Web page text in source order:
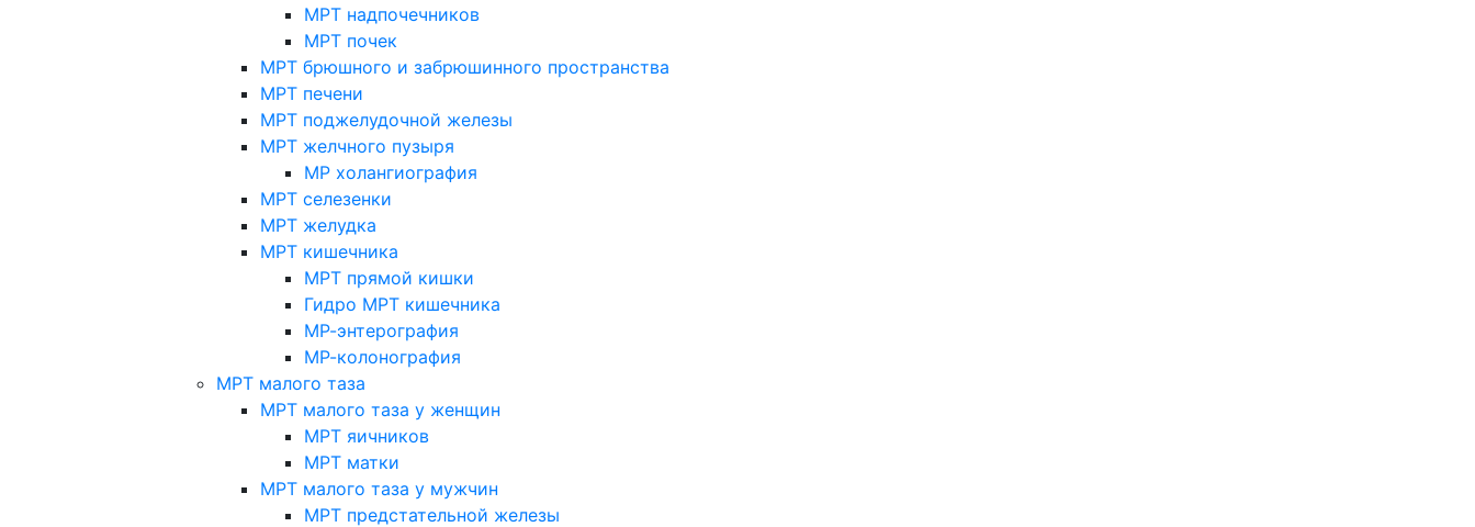
МРТ надпочечников
МРТ почек
МРТ брюшного и забрюшинного пространства
МРТ печени
МРТ поджелудочной железы
МРТ желчного пузыря
МР холангиография
МРТ селезенки
МРТ желудка
МРТ кишечника
МРТ прямой кишки
Гидро МРТ кишечника
МР-энтерография
МР-колонография
МРТ малого таза
МРТ малого таза у женщин
МРТ яичников
МРТ матки
МРТ малого таза у мужчин
МРТ предстательной железы